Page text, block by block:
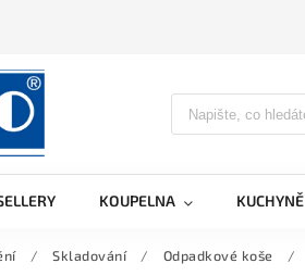
KOUPELNA KUCHYNĚ
/ Skladování / Odpadkové koše /